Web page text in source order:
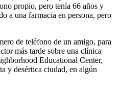
propio, pero tenía 66 años y
a una farmacia en persona, pero
de teléfono de un amigo, para
más tarde sobre una clínica
Educational Center,
y desértica ciudad, en algún